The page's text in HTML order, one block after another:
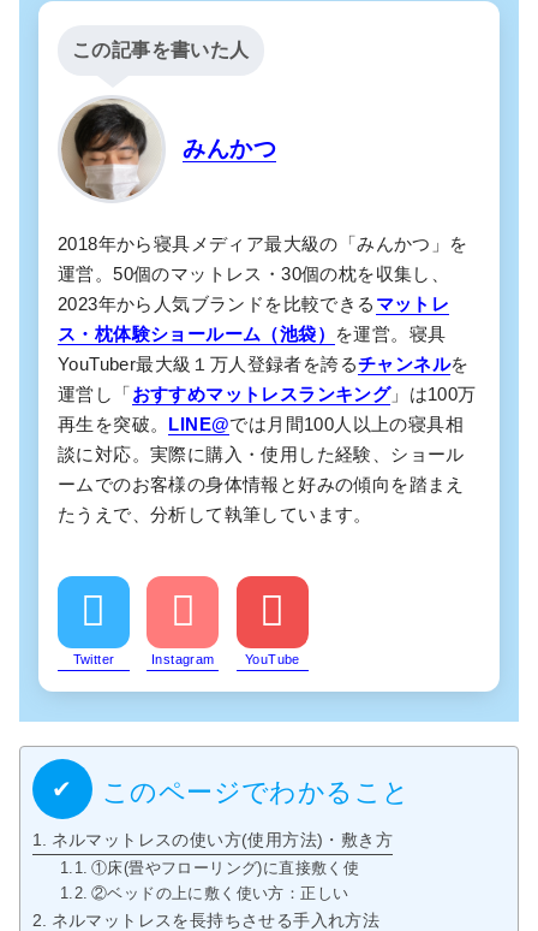
この記事を書いた人
みんかつ
2018年から寝具メディア最大級の「みんかつ」を
運営。50個のマットレス・30個の枕を収集し、
2023年から人気ブランドを比較できる マットレ
ス・枕体験ショールーム（池袋）
を運営。寝具
YouTuber最大級１万人登録者を誇るチャンネルを
運営し「おすすめマットレスランキング」は100万
再生を突破。 LINE@では月間100人以上の寝具相
談に対応。実際に購入・使用した経験、ショール
ームでのお客様の身体情報と好みの傾向を踏まえ
たうえで、分析して執筆しています。
Twitter Instagram YouTube
このページでわかること
ネルマットレスの使い方(使用方法)・敷き方
①床(畳やフローリング)に直接敷く使い方：ダメ
②ベッドの上に敷く使い方：正しい
ネルマットレスを長持ちさせる手入れ方法